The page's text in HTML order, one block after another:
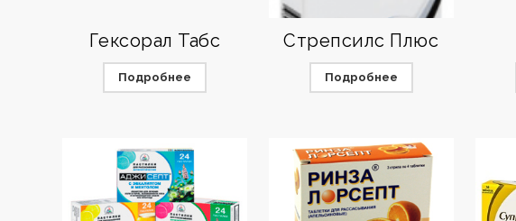
Гексорал Табс
Подробнее
Стрепсилс Плюс
Подробнее